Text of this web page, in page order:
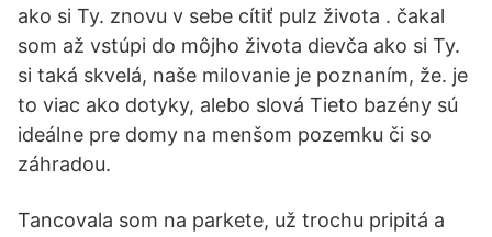
ako si Ty. znovu v sebe cítiť pulz života . čakal
som až vstúpi do môjho života dievča ako si Ty.
si taká skvelá, naše milovanie je poznaním, že. je
to viac ako dotyky, alebo slová Tieto bazény sú
ideálne pre domy na menšom pozemku či so
záhradou.
Tancovala som na parkete, už trochu pripitá a